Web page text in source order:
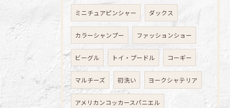
ミニチュアピンシャー ダックス
カラーシャンプー ファッションショー
ビーグル トイ・プードル コーギー
マルチーズ 初洗い ヨークシャテリア
アメリカンコッカースパニエル